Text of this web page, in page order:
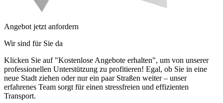
Angebot jetzt anfordern
Wir sind für Sie da
Klicken Sie auf "Kostenlose Angebote erhalten", um von unserer
professionellen Unterstützung zu profitieren! Egal, ob Sie in eine
neue Stadt ziehen oder nur ein paar Straßen weiter – unser
erfahrenes Team sorgt für einen stressfreien und effizienten
Transport.